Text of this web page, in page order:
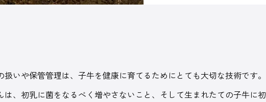
いや保管管理は、子牛を健康に育てるためにとても大切な技術です。
は、初乳に菌をなるべく増やさないこと、そして生まれたての子牛に初